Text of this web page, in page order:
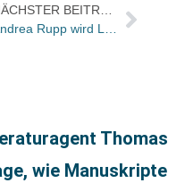
NÄCHSTER BEITRAG
Andrea Rupp wird Leiterin Großkundenbetreuung bei Schweitzer Hoser + Mende
Thomas
wie Manuskripte